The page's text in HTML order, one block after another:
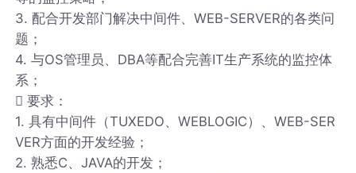
3. 配合开发部门解决中间件、WEB-SERVER的各类问
题；
4. 与OS管理员、DBA等配合完善IT生产系统的监控体
系；
 要求：
1. 具有中间件（TUXEDO、WEBLOGIC）、WEB-SER
VER方面的开发经验；
2. 熟悉C、JAVA的开发；